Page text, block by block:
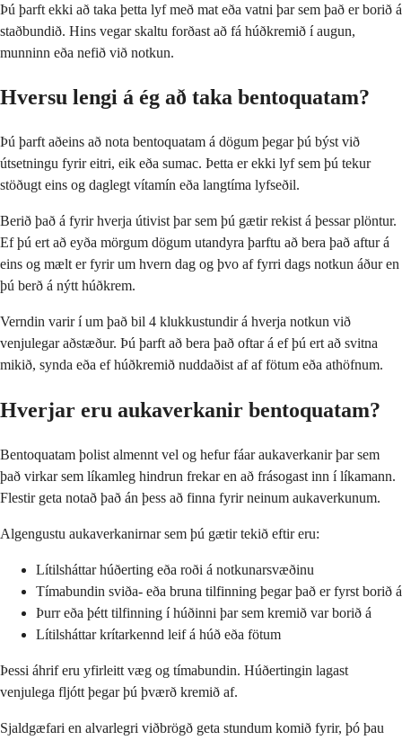
Þú þarft ekki að taka þetta lyf með mat eða vatni þar sem það er borið á
staðbundið. Hins vegar skaltu forðast að fá húðkremið í augun,
munninn eða nefið við notkun.
Hversu lengi á ég að taka bentoquatam?
Þú þarft aðeins að nota bentoquatam á dögum þegar þú býst við
útsetningu fyrir eitri, eik eða sumac. Þetta er ekki lyf sem þú tekur
stöðugt eins og daglegt vítamín eða langtíma lyfseðil.
Berið það á fyrir hverja útivist þar sem þú gætir rekist á þessar plöntur.
Ef þú ert að eyða mörgum dögum utandyra þarftu að bera það aftur á
eins og mælt er fyrir um hvern dag og þvo af fyrri dags notkun áður en
þú berð á nýtt húðkrem.
Verndin varir í um það bil 4 klukkustundir á hverja notkun við
venjulegar aðstæður. Þú þarft að bera það oftar á ef þú ert að svitna
mikið, synda eða ef húðkremið nuddaðist af af fötum eða athöfnum.
Hverjar eru aukaverkanir bentoquatam?
Bentoquatam þolist almennt vel og hefur fáar aukaverkanir þar sem
það virkar sem líkamleg hindrun frekar en að frásogast inn í líkamann.
Flestir geta notað það án þess að finna fyrir neinum aukaverkunum.
Algengustu aukaverkanirnar sem þú gætir tekið eftir eru:
Lítilsháttar húðerting eða roði á notkunarsvæðinu
Tímabundin sviða- eða bruna tilfinning þegar það er fyrst borið á
Þurr eða þétt tilfinning í húðinni þar sem kremið var borið á
Lítilsháttar krítarkennd leif á húð eða fötum
Þessi áhrif eru yfirleitt væg og tímabundin. Húðertingin lagast
venjulega fljótt þegar þú þværð kremið af.
Sjaldgæfari en alvarlegri viðbrögð geta stundum komið fyrir, þó þau